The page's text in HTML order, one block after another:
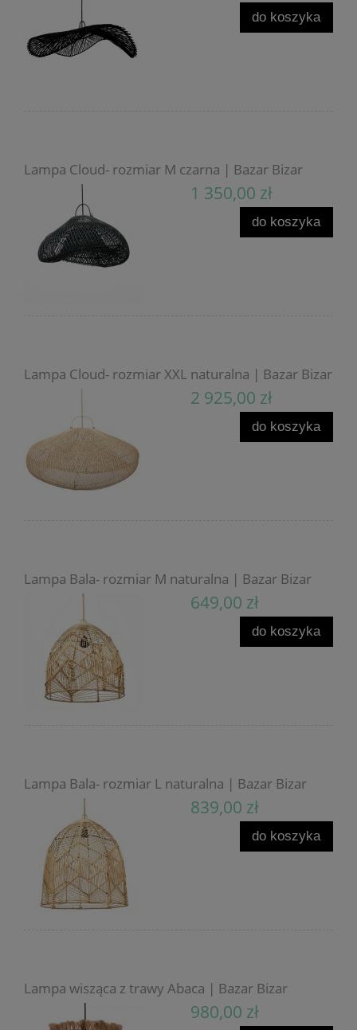
do koszyka
Lampa Cloud- rozmiar M czarna | Bazar Bizar
1 350,00 zł
do koszyka
Lampa Cloud- rozmiar XXL naturalna | Bazar Bizar
2 925,00 zł
do koszyka
Lampa Bala- rozmiar M naturalna | Bazar Bizar
649,00 zł
do koszyka
Lampa Bala- rozmiar L naturalna | Bazar Bizar
839,00 zł
do koszyka
Lampa wisząca z trawy Abaca | Bazar Bizar
980,00 zł